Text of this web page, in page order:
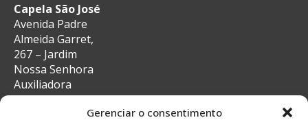
Gerenciar o consentimento
Capela São José
Avenida Padre
Almeida Garret,
267 – Jardim
Nossa Senhora
Auxiliadora
CEP: 13087-29 –